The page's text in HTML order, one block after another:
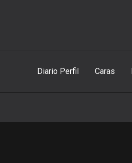
Diario Perfil Caras